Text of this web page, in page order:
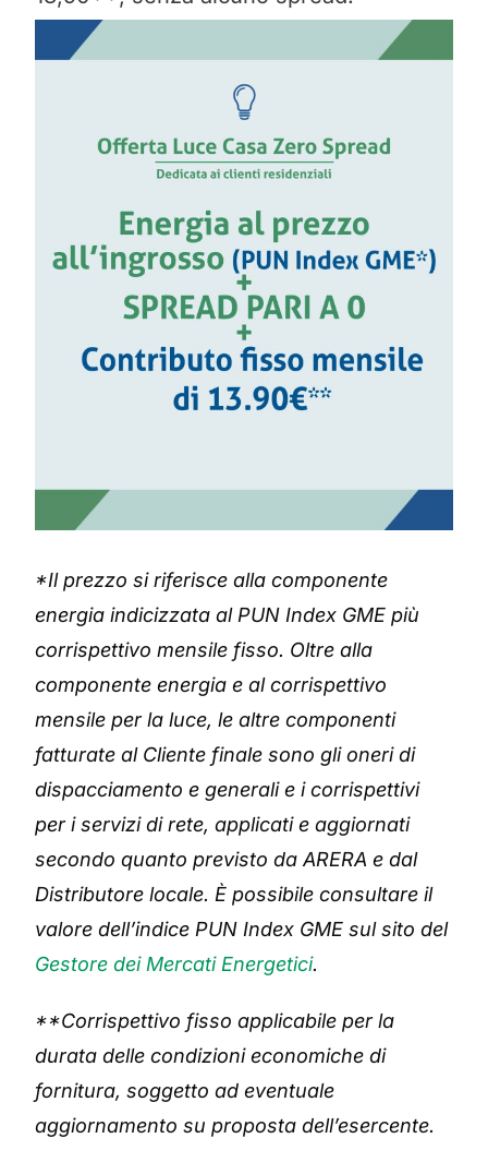
*Il prezzo si riferisce alla componente
energia indicizzata al PUN Index GME più
corrispettivo mensile fisso. Oltre alla
componente energia e al corrispettivo
mensile per la luce, le altre componenti
fatturate al Cliente finale sono gli oneri di
dispacciamento e generali e i corrispettivi
per i servizi di rete, applicati e aggiornati
secondo quanto previsto da ARERA e dal
Distributore locale. È possibile consultare il
valore dell’indice PUN Index GME sul sito del
Gestore dei Mercati Energetici.
**Corrispettivo fisso applicabile per la
durata delle condizioni economiche di
fornitura, soggetto ad eventuale
aggiornamento su proposta dell’esercente.